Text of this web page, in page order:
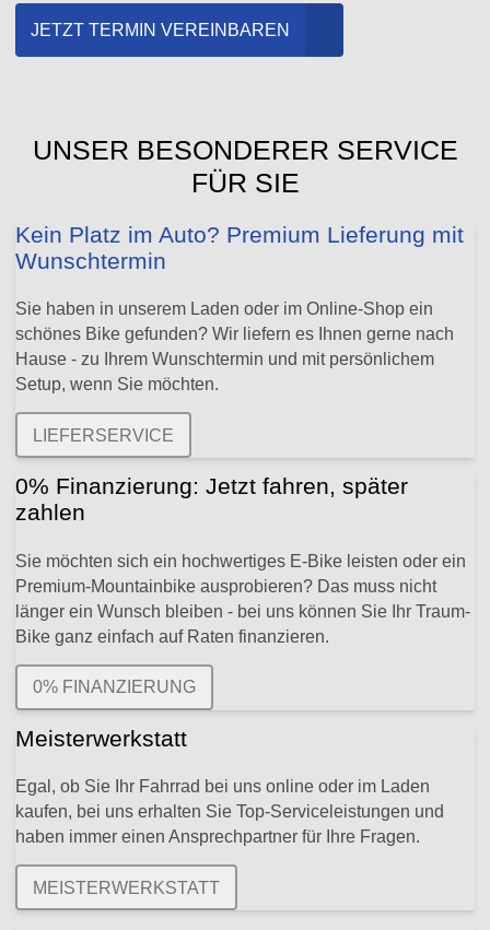
JETZT TERMIN VEREINBAREN
UNSER BESONDERER SERVICE
FÜR SIE
Kein Platz im Auto? Premium Lieferung mit
Wunschtermin
Sie haben in unserem Laden oder im Online-Shop ein
schönes Bike gefunden? Wir liefern es Ihnen gerne nach
Hause - zu Ihrem Wunschtermin und mit persönlichem
Setup, wenn Sie möchten.
LIEFERSERVICE
0% Finanzierung: Jetzt fahren, später
zahlen
Sie möchten sich ein hochwertiges E-Bike leisten oder ein
Premium-Mountainbike ausprobieren? Das muss nicht
länger ein Wunsch bleiben - bei uns können Sie Ihr Traum-
Bike ganz einfach auf Raten finanzieren.
0% FINANZIERUNG
Meisterwerkstatt
Egal, ob Sie Ihr Fahrrad bei uns online oder im Laden
kaufen, bei uns erhalten Sie Top-Serviceleistungen und
haben immer einen Ansprechpartner für Ihre Fragen.
MEISTERWERKSTATT